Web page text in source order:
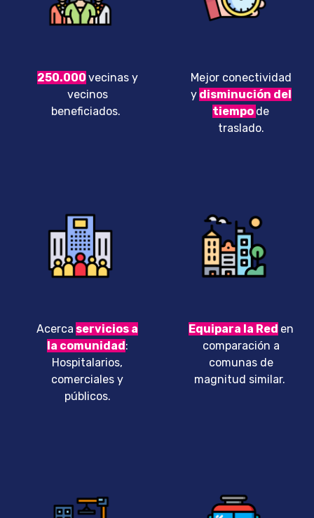
250.000 vecinas y
vecinos
beneficiados.
Mejor conectividad
y disminución del
tiempo de
traslado.
Acerca servicios a
la comunidad :
Hospitalarios,
comerciales y
públicos.
Equipara la Red en
comparación a
comunas de
magnitud similar.